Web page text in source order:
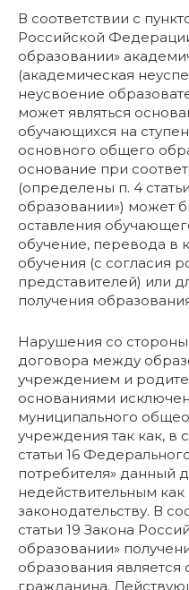
В соответствии с
Российской
образовании»
(академическая
неусвоение
может являться
обучающихся на
основного общего
основание при
(определены п. 4
образовании») может
оставления
обучение, перевода в
обучения (с согласия
представителей) или
получения
Нарушения со
договора между
учреждением и
основаниями
муниципального
учреждения так как, в
статьи 16
потребителя» данный
недействительным
законодательству. В
статьи 19 Закона
образовании»
образования является
гражданина.